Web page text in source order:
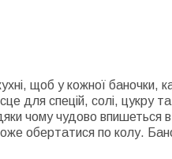
щоб у кожної баночки,
для спецій, солі, цукру та
чому чудово впишеться в
обертатися по колу.